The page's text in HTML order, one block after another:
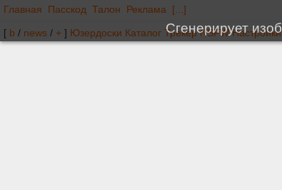
Главная Пасскод Талон Реклама [...]
[ b / news / + ] Юзердоски Каталог Трекер NSFW Настройки